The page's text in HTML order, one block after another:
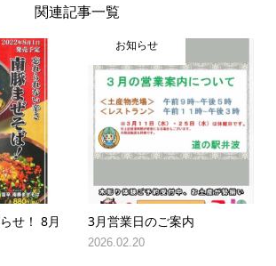
関連記事一覧
せ！ 8月
お知らせ
3月営業日のご案内
2026.02.20